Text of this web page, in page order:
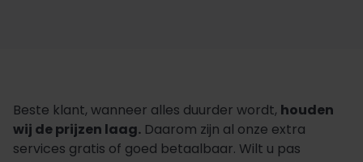
Beste klant, wanneer alles duurder wordt, houden
wij de prijzen laag. Daarom zijn al onze extra
services gratis of goed betaalbaar. Wilt u pas